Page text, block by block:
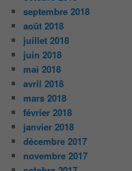
septembre 2018
août 2018
juillet 2018
juin 2018
mai 2018
avril 2018
mars 2018
février 2018
janvier 2018
décembre 2017
novembre 2017